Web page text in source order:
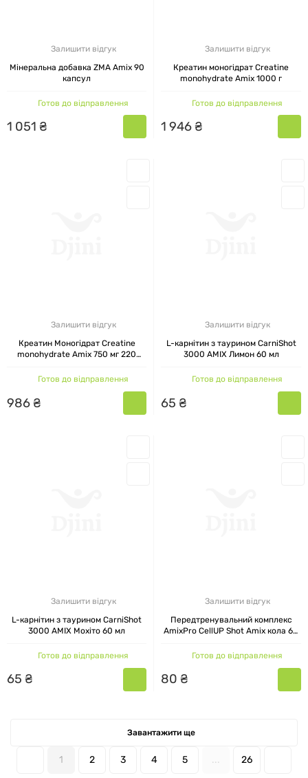
Залишити відгук
Мінеральна добавка ZMA Amix 90
капсул
Готов до відправлення
1 051 ₴
Залишити відгук
Креатин моногідрат Creatine
monohydrate Amix 1000 г
Готов до відправлення
1 946₴
Залишити відгук
Креатин Моногідрат Creatine
monohydrate Amix 750 мг 220
Готов до відправлення
986₴
Залишити відгук
L-карнітин з таурином CarniShot
3000 AMIX Лимон 60 мл
Готов до відправлення
65 ₴
Залишити відгук
L-карнітин з таурином CarniShot
3000 AMIX Мохіто 60 мл
Готов до відправлення
65 ₴
Залишити відгук
Передтренувальний комплекс
AmixPro CellUP Shot Amix кола 60
Готов до відправлення
80 ₴
1 2 3 4 5 ... 26
Завантажити ще